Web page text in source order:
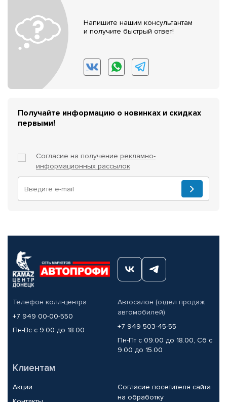
Напишите нашим консультантам
и получите быстрый ответ!
Получайте информацию о новинках и скидках
первыми!
Согласие на получение рекламно-
информационных рассылок
Телефон колл-центра
+7 949 00-00-550
Пн-Вс с 9.00 до 18.00
Автосалон (отдел продаж
автомобилей)
+7 949 503-45-55
Пн-Пт с 09.00 до 18.00, Сб с
9.00 до 15.00
Клиентам
Акции
Согласие посетителя сайта
на обработку